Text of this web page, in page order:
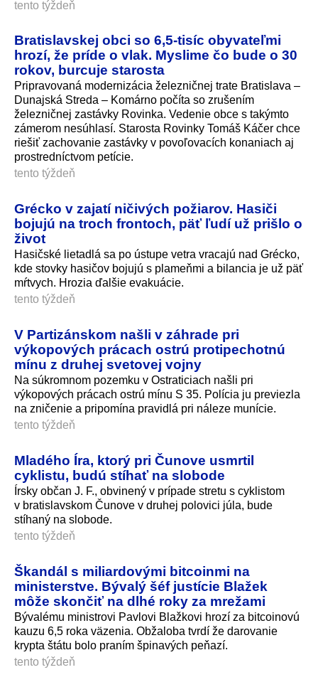
tento týždeň
Bratislavskej obci so 6,5-tisíc obyvateľmi
hrozí, že príde o vlak. Myslime čo bude o 30
rokov, burcuje starosta
Pripravovaná modernizácia železničnej trate Bratislava –
Dunajská Streda – Komárno počíta so zrušením
železničnej zastávky Rovinka. Vedenie obce s takýmto
zámerom nesúhlasí. Starosta Rovinky Tomáš Káčer chce
riešiť zachovanie zastávky v povoľovacích konaniach aj
prostredníctvom petície.
tento týždeň
Grécko v zajatí ničivých požiarov. Hasiči
bojujú na troch frontoch, päť ľudí už prišlo o
život
Hasičské lietadlá sa po ústupe vetra vracajú nad Grécko,
kde stovky hasičov bojujú s plameňmi a bilancia je už päť
mŕtvych. Hrozia ďalšie evakuácie.
tento týždeň
V Partizánskom našli v záhrade pri
výkopových prácach ostrú protipechotnú
mínu z druhej svetovej vojny
Na súkromnom pozemku v Ostraticiach našli pri
výkopových prácach ostrú mínu S 35. Polícia ju previezla
na zničenie a pripomína pravidlá pri náleze munície.
tento týždeň
Mladého Íra, ktorý pri Čunove usmrtil
cyklistu, budú stíhať na slobode
Írsky občan J. F., obvinený v prípade stretu s cyklistom
v bratislavskom Čunove v druhej polovici júla, bude
stíhaný na slobode.
tento týždeň
Škandál s miliardovými bitcoinmi na
ministerstve. Bývalý šéf justície Blažek
môže skončiť na dlhé roky za mrežami
Bývalému ministrovi Pavlovi Blažkovi hrozí za bitcoinovú
kauzu 6,5 roka väzenia. Obžaloba tvrdí že darovanie
krypta štátu bolo praním špinavých peňazí.
tento týždeň